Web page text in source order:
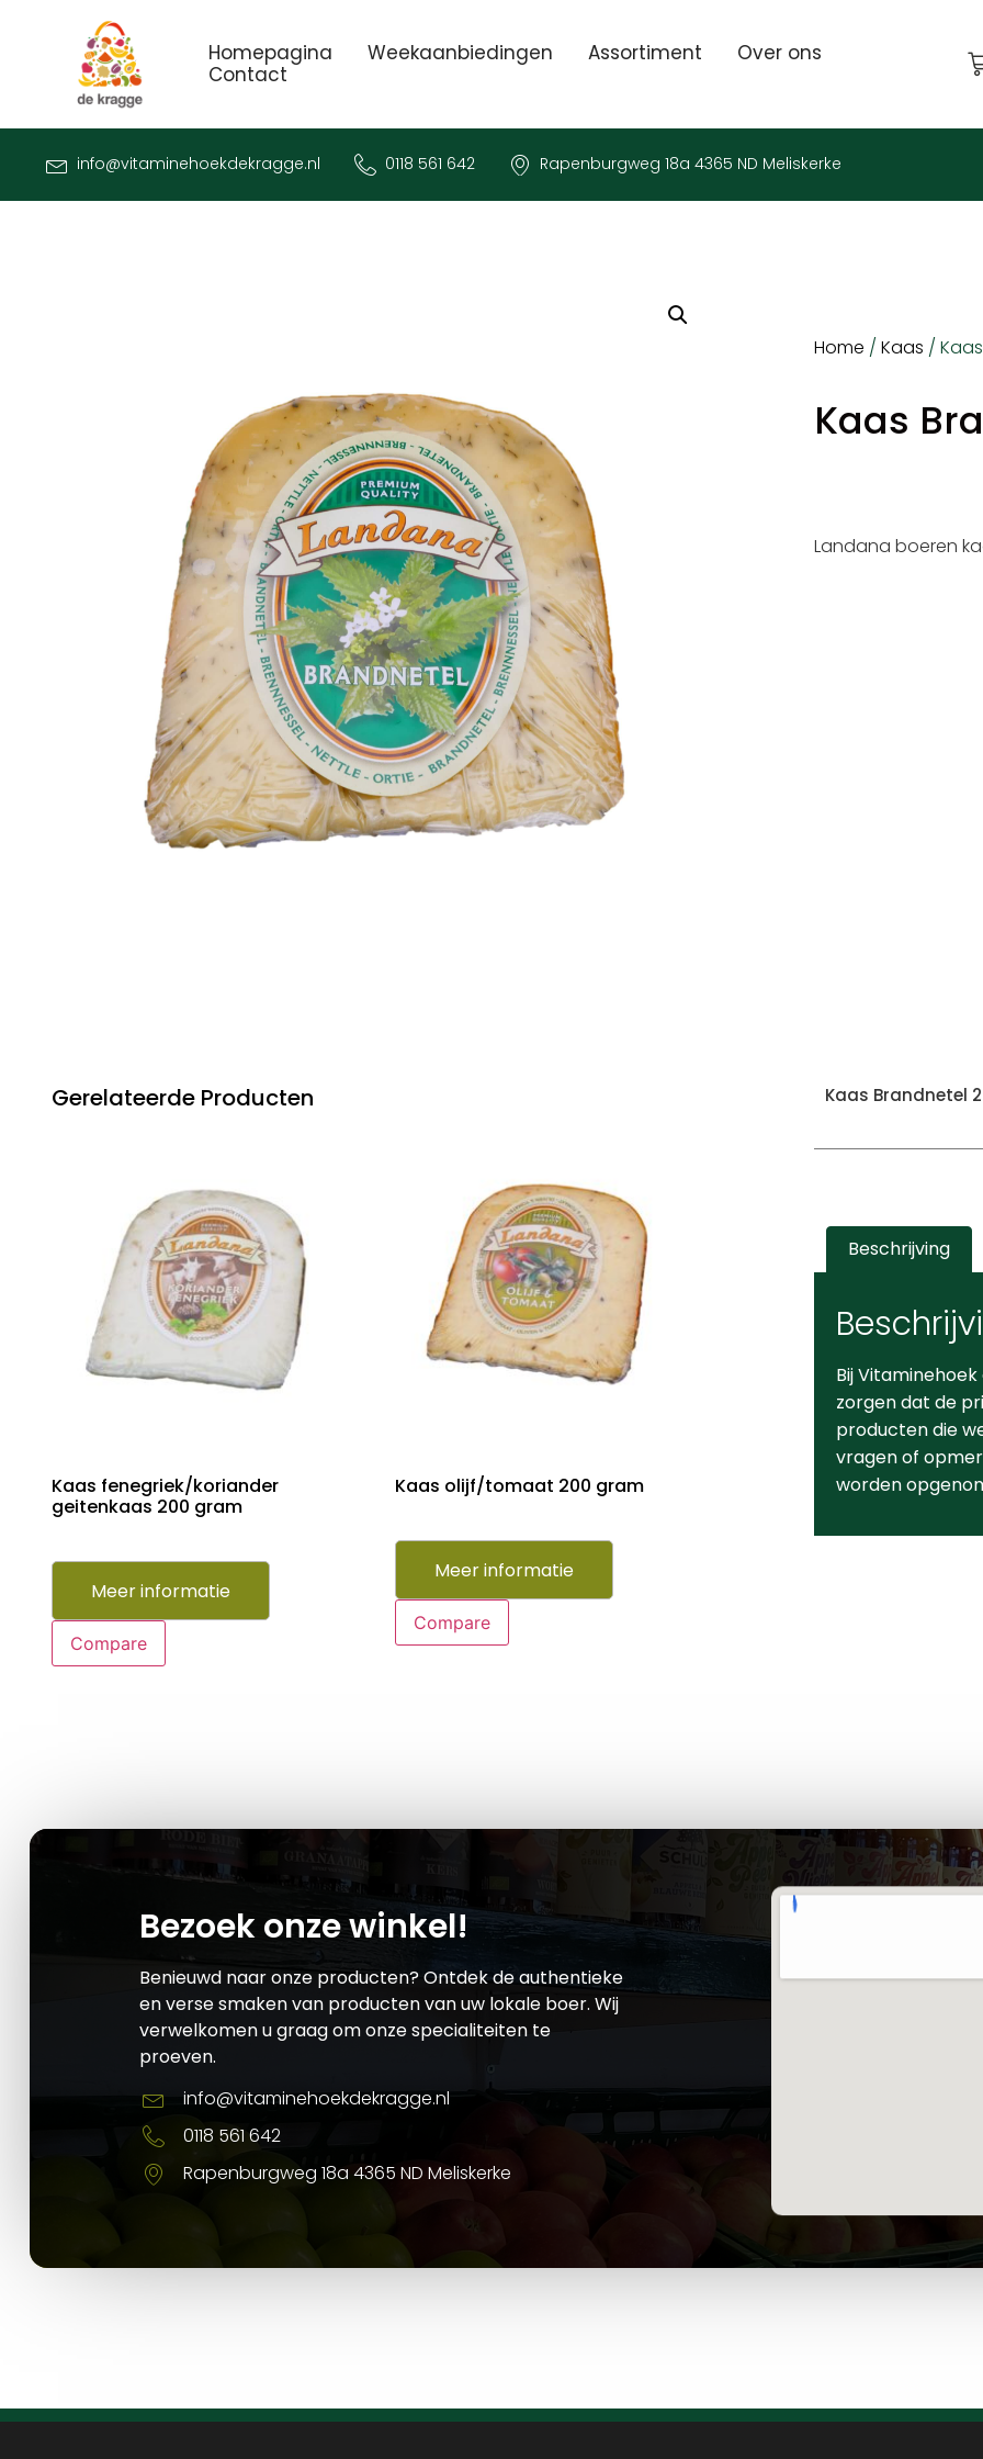
Homepagina Weekaanbiedingen Assortiment
Over ons
Contact
info@vitaminehoekdekragge.nl 0118 561 642 Rapenburgweg 18a 4365 ND Meliskerke
Home /Kaas /
Kaas
Landana boeren
Gerelateerde Producten
Kaas fenegriek/koriander
geitenkaas 200 gram
Meer informatie
Compare
Kaas olijf/tomaat 200 gram
Meer informatie
Compare
Kaas Brandnetel
Beschrijving
Bij
zorgen dat de
producten die
vragen of
worden
Bezoek onze winkel!
Benieuwd naar onze producten? Ontdek de authentieke
en verse smaken van producten van uw lokale boer. Wij
verwelkomen u graag om onze specialiteiten te
proeven.
info@vitaminehoekdekragge.nl
0118 561 642
Rapenburgweg 18a 4365 ND Meliskerke